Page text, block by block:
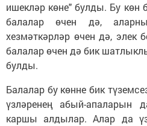
ишекләр көне" булды. Бу көн
балалар өчен дә,
хезмәткәрләр өчен дә, элек
балалар өчен дә бик
булды.
Балалар бу көнне бик
үзләренең абый-апаларын
каршы алдылар. Алар да